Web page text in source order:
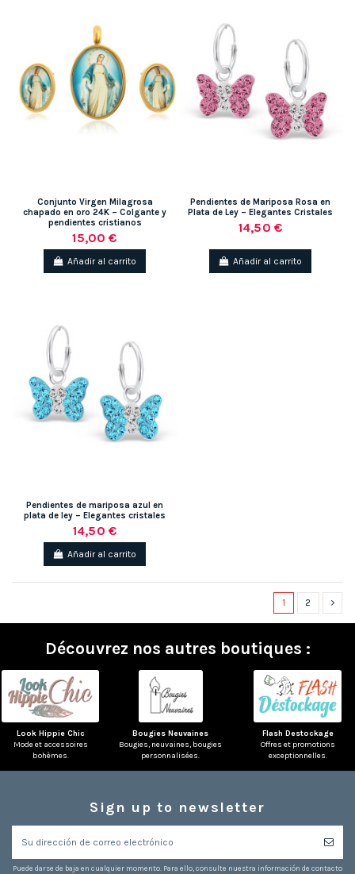
Conjunto Virgen Milagrosa
chapado en oro 24K – Colgante y
pendientes cristianos
15,00 €
Añadir al carrito
Pendientes de Mariposa Rosa en
Plata de Ley – Elegantes Cristales
14,50 €
Añadir al carrito
Pendientes de mariposa azul en
plata de ley – Elegantes cristales
14,50 €
Añadir al carrito
1 2
Découvrez nos autres boutiques :
Look Hippie Chic
Mode et accessoires
bohèmes.
Bougies Neuvaines
Bougies, neuvaines, bougies
personnalisées.
Flash Destockage
Offres et promotions
exceptionnelles.
Sign up to newsletter
Puede darse de baja en cualquier momento. Para ello, consulte nuestra información de contacto